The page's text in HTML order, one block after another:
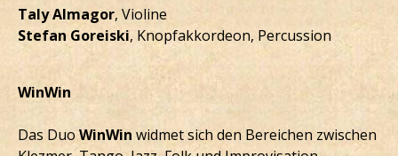
Taly Almagor, Violine
Stefan Goreiski, Knopfakkordeon, Percussion
WinWin
Das DuoWinWin widmet sich den Bereichen zwischen